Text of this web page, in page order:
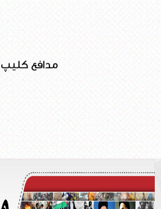
مدافع کلیپ